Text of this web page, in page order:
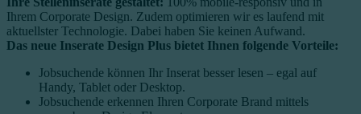
Ihrem Corporate Design. Zudem optimieren wir es laufend mit
aktuellster Technologie. Dabei haben Sie keinen Aufwand.
Das neue Inserate Design Plus bietet Ihnen folgende Vorteile:
Jobsuchende können Ihr Inserat besser lesen – egal auf
Handy, Tablet oder Desktop.
Jobsuchende erkennen Ihren Corporate Brand mittels